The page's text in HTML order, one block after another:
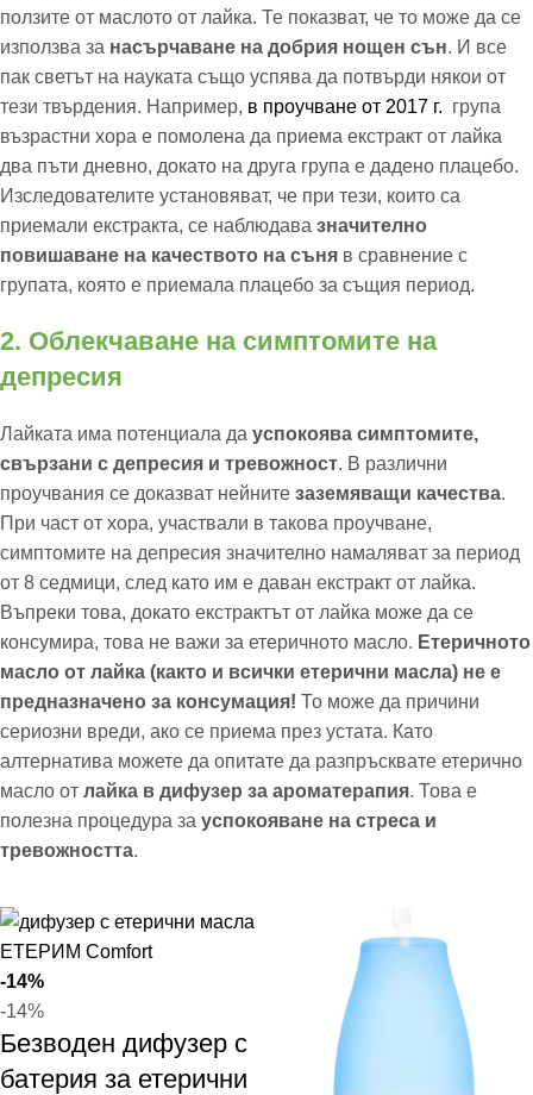
ползите от маслото от лайка. Те показват, че то може да се
използва за насърчаване на добрия нощен сън. И все
пак светът на науката също успява да потвърди някои от
тези твърдения. Например, в проучване от 2017 г. група
възрастни хора е помолена да приема екстракт от лайка
два пъти дневно, докато на друга група е дадено плацебо.
Изследователите установяват, че при тези, които са
приемали екстракта, се наблюдава значително
повишаване на качеството на съня в сравнение с
групата, която е приемала плацебо за същия период.
2. Облекчаване на симптомите на
депресия
Лайката има потенциала да успокоява симптомите,
свързани с депресия и тревожност. В различни
проучвания се доказват нейните заземяващи качества.
При част от хора, участвали в такова проучване,
симптомите на депресия значително намаляват за период
от 8 седмици, след като им е даван екстракт от лайка.
Въпреки това, докато екстрактът от лайка може да се
консумира, това не важи за етеричното масло. Етеричното
масло от лайка (както и всички етерични масла) не е
предназначено за консумация! То може да причини
сериозни вреди, ако се приема през устата. Като
алтернатива можете да опитате да разпръсквате етерично
масло от лайка в дифузер за ароматерапия. Това е
полезна процедура за успокояване на стреса и
тревожността.
-14%
-14%
Безводен дифузер с
батерия за етерични